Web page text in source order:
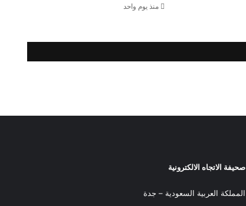
منذ يوم واحد
صحيفة الاتجاه الالكترونية
المملكة العربية السعودية – جدة